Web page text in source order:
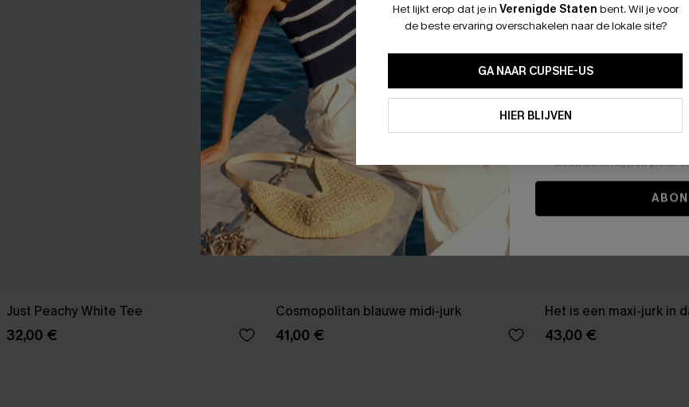
Just Peachy White Tee
32,00 €
Cosmopolitan blauwe midi-jurk
41,00 €
Het is een maxi-jurk in
43,00 €
Het lijkt erop dat je in Verenigde Staten bent. Wil je voor
de beste ervaring overschakelen naar de lokale site?
GA NAAR CUPSHE-US
HIER BLIJVEN
Door je contactgegevens in te
Algemene
stemt er tevens mee in om
en gepersonaliseerde
winkelwagen) en e-mails van
niet vereist voor een aankoop.
informatie gebruiken om
die aansluiten bij jouw profiel.